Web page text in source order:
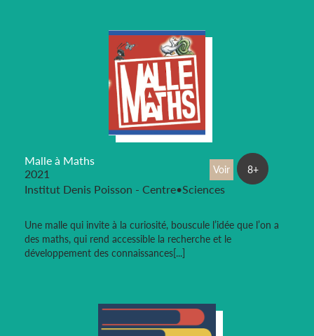
Malle à Maths
2021
Institut Denis Poisson - Centre•Sciences
Une malle qui invite à la curiosité, bouscule l’idée que l’on a
des maths, qui rend accessible la recherche et le
développement des connaissances[...]
Voir 8+